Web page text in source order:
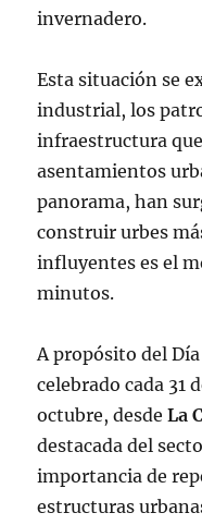
invernadero.
Esta situación se
industrial, los
infraestructura
asentamientos
panorama, han
construir urbes
influyentes es el
minutos.
A propósito del
celebrado cada 31
octubre, desdeLa
destacada del
importancia de
estructuras